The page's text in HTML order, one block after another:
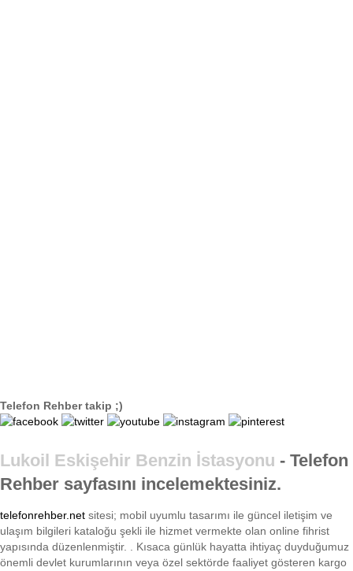
Telefon Rehber takip ;)
Lukoil Eskişehir Benzin İstasyonu - Telefon
Rehber sayfasını incelemektesiniz.
telefonrehber.net sitesi; mobil uyumlu tasarımı ile güncel iletişim ve
ulaşım bilgileri kataloğu şekli ile hizmet vermekte olan online fihrist
yapısında düzenlenmiştir. . Kısaca günlük hayatta ihtiyaç duyduğumuz
önemli devlet kurumlarının veya özel sektörde faaliyet gösteren kargo